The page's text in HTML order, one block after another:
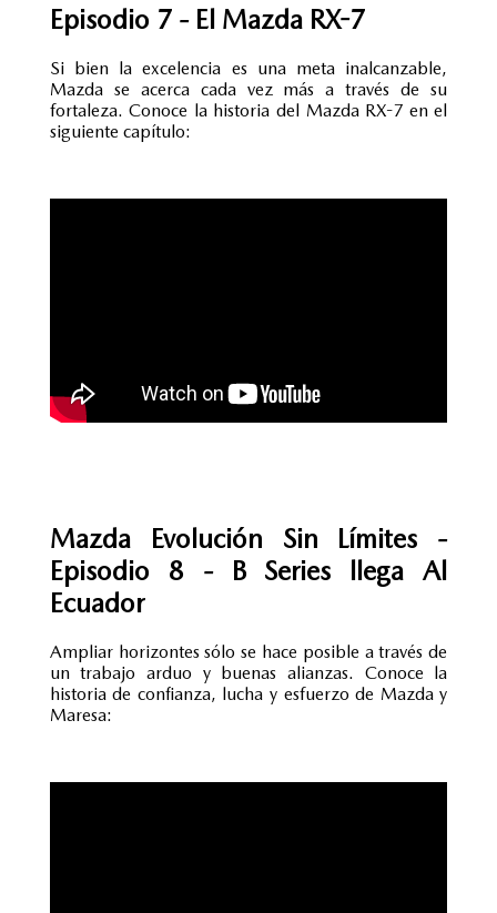
Episodio 7 - El Mazda RX-7
Si bien la excelencia es una meta inalcanzable,
Mazda se acerca cada vez más a través de su
fortaleza. Conoce la historia del Mazda RX-7 en el
siguiente capítulo:
Mazda Evolución Sin Límites -
Episodio 8 - B Series llega Al
Ecuador
Ampliar horizontes sólo se hace posible a través de
un trabajo arduo y buenas alianzas. Conoce la
historia de confianza, lucha y esfuerzo de Mazda y
Maresa: